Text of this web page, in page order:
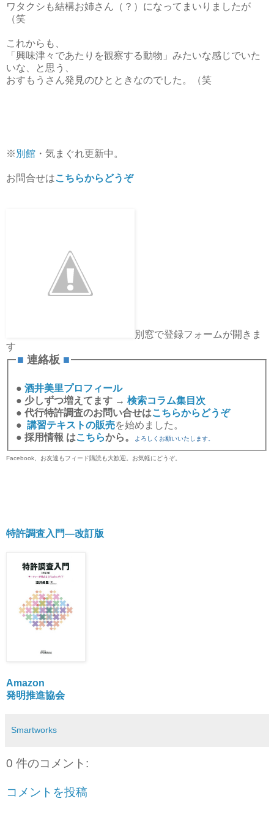
ワタクシも結構お姉さん（？）になってまいりましたが
（笑
これからも、
「興味津々であたりを観察する動物」みたいな感じでいた
いな、と思う、
おすもうさん発見のひとときなのでした。（笑
※ 別館 ・気まぐれ更新中。
お問合せはこちらからどうぞ
別窓で登録フォームが開きま
す
■ 連絡板 ■
● 酒井美里プロフィール
● 少しずつ増えてます → 検索コラム集目次
● 代行特許調査のお問い合せはこちらからどうぞ
● 講習テキストの販売を始めました。
● 採用情報 はこちらから。 よろしくお願いいたします。
Facebook、お友達もフィード購読も大歓迎。お気軽にどうぞ。
特許調査入門―改訂版
Amazon
発明推進協会
Smartworks
0 件のコメント:
コメントを投稿